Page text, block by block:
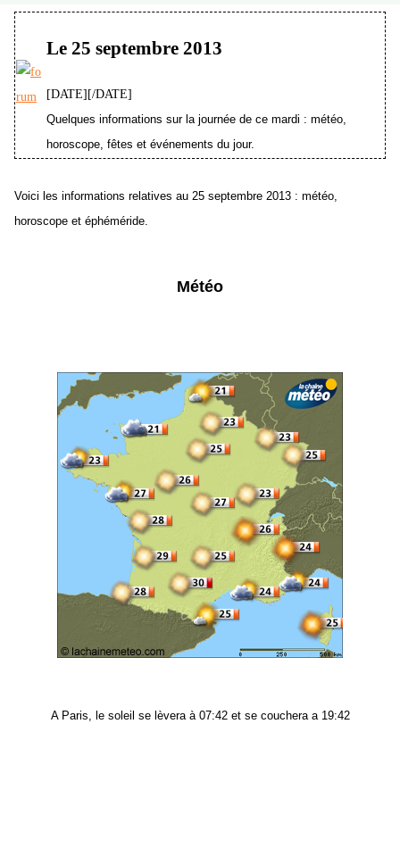
Le 25 septembre 2013
[DATE][/DATE]
Quelques informations sur la journée de ce mardi : météo,
horoscope, fêtes et événements du jour.
Voici les informations relatives au 25 septembre 2013 : météo,
horoscope et éphéméride.
Météo
A Paris, le soleil se lèvera à 07:42 et se couchera a 19:42